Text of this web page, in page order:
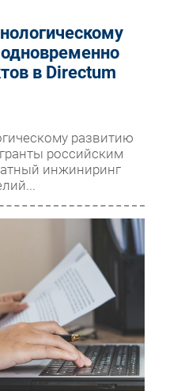
в Directum
развитию
российским
инжиниринг